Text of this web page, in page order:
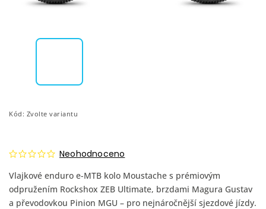
Kód: Zvolte variantu
Neohodnoceno
Vlajkové enduro e-MTB kolo Moustache s prémiovým
odpružením Rockshox ZEB Ultimate, brzdami Magura Gustav
a převodovkou Pinion MGU – pro nejnáročnější sjezdové jízdy.